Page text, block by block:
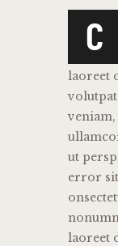
C
laoreet
ut
error
laoreet